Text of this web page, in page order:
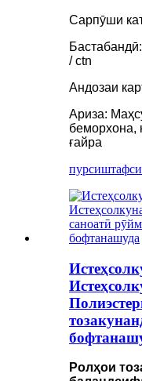
Сарпӯши
/ ctn
Андозаи
Ариза:
беморхона,
ғайра
пурсиш
Ролҳои